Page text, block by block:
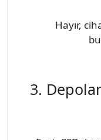
Hayır,
3.